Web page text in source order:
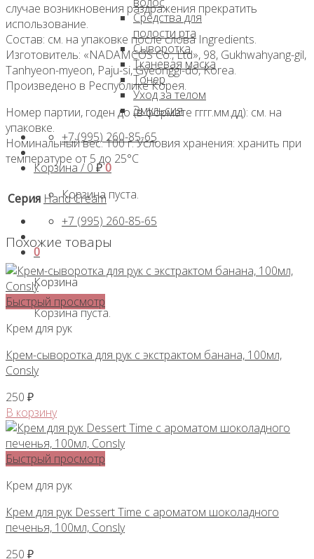
Средства для
полости рта
Сыворотка
Тканевая маска
Тонер
Уход за телом
Эмульсия
+7 (995) 260-85-65
Корзина /0₽0
Корзина пуста.
+7 (995) 260-85-65
0
Корзина
Корзина пуста.
случае возникновения раздражения прекратить
использование.
Состав: см. на упаковке после слова Ingredients.
Изготовитель: «NADAMCOS Co., Ltd», 98, Gukhwahyang-gil,
Tanhyeon-myeon, Paju-si, Gyeonggi-do, Korea.
Произведено в Республике Корея.
Номер партии, годен до (в формате гггг.мм.дд): см. на
упаковке.
Номинальный вес: 100 г. Условия хранения: хранить при
температуре от 5 до 25°С
Серия Hand Cream
Похожие товары
Быстрый просмотр
Крем для рук
Крем-сыворотка для рук с экстрактом банана, 100мл,
Consly
250 ₽
В корзину
Быстрый просмотр
Крем для рук
Крем для рук Dessert Time с ароматом шоколадного
печенья, 100мл, Consly
250 ₽